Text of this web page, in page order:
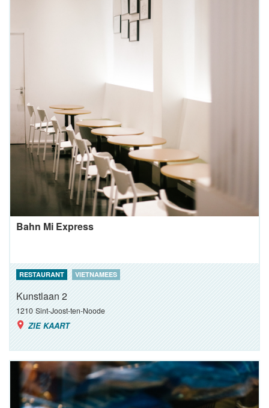
Bahn Mi Express
RESTAURANT VIETNAMEES
Kunstlaan 2
1210 Sint-Joost-ten-Noode
ZIE KAART